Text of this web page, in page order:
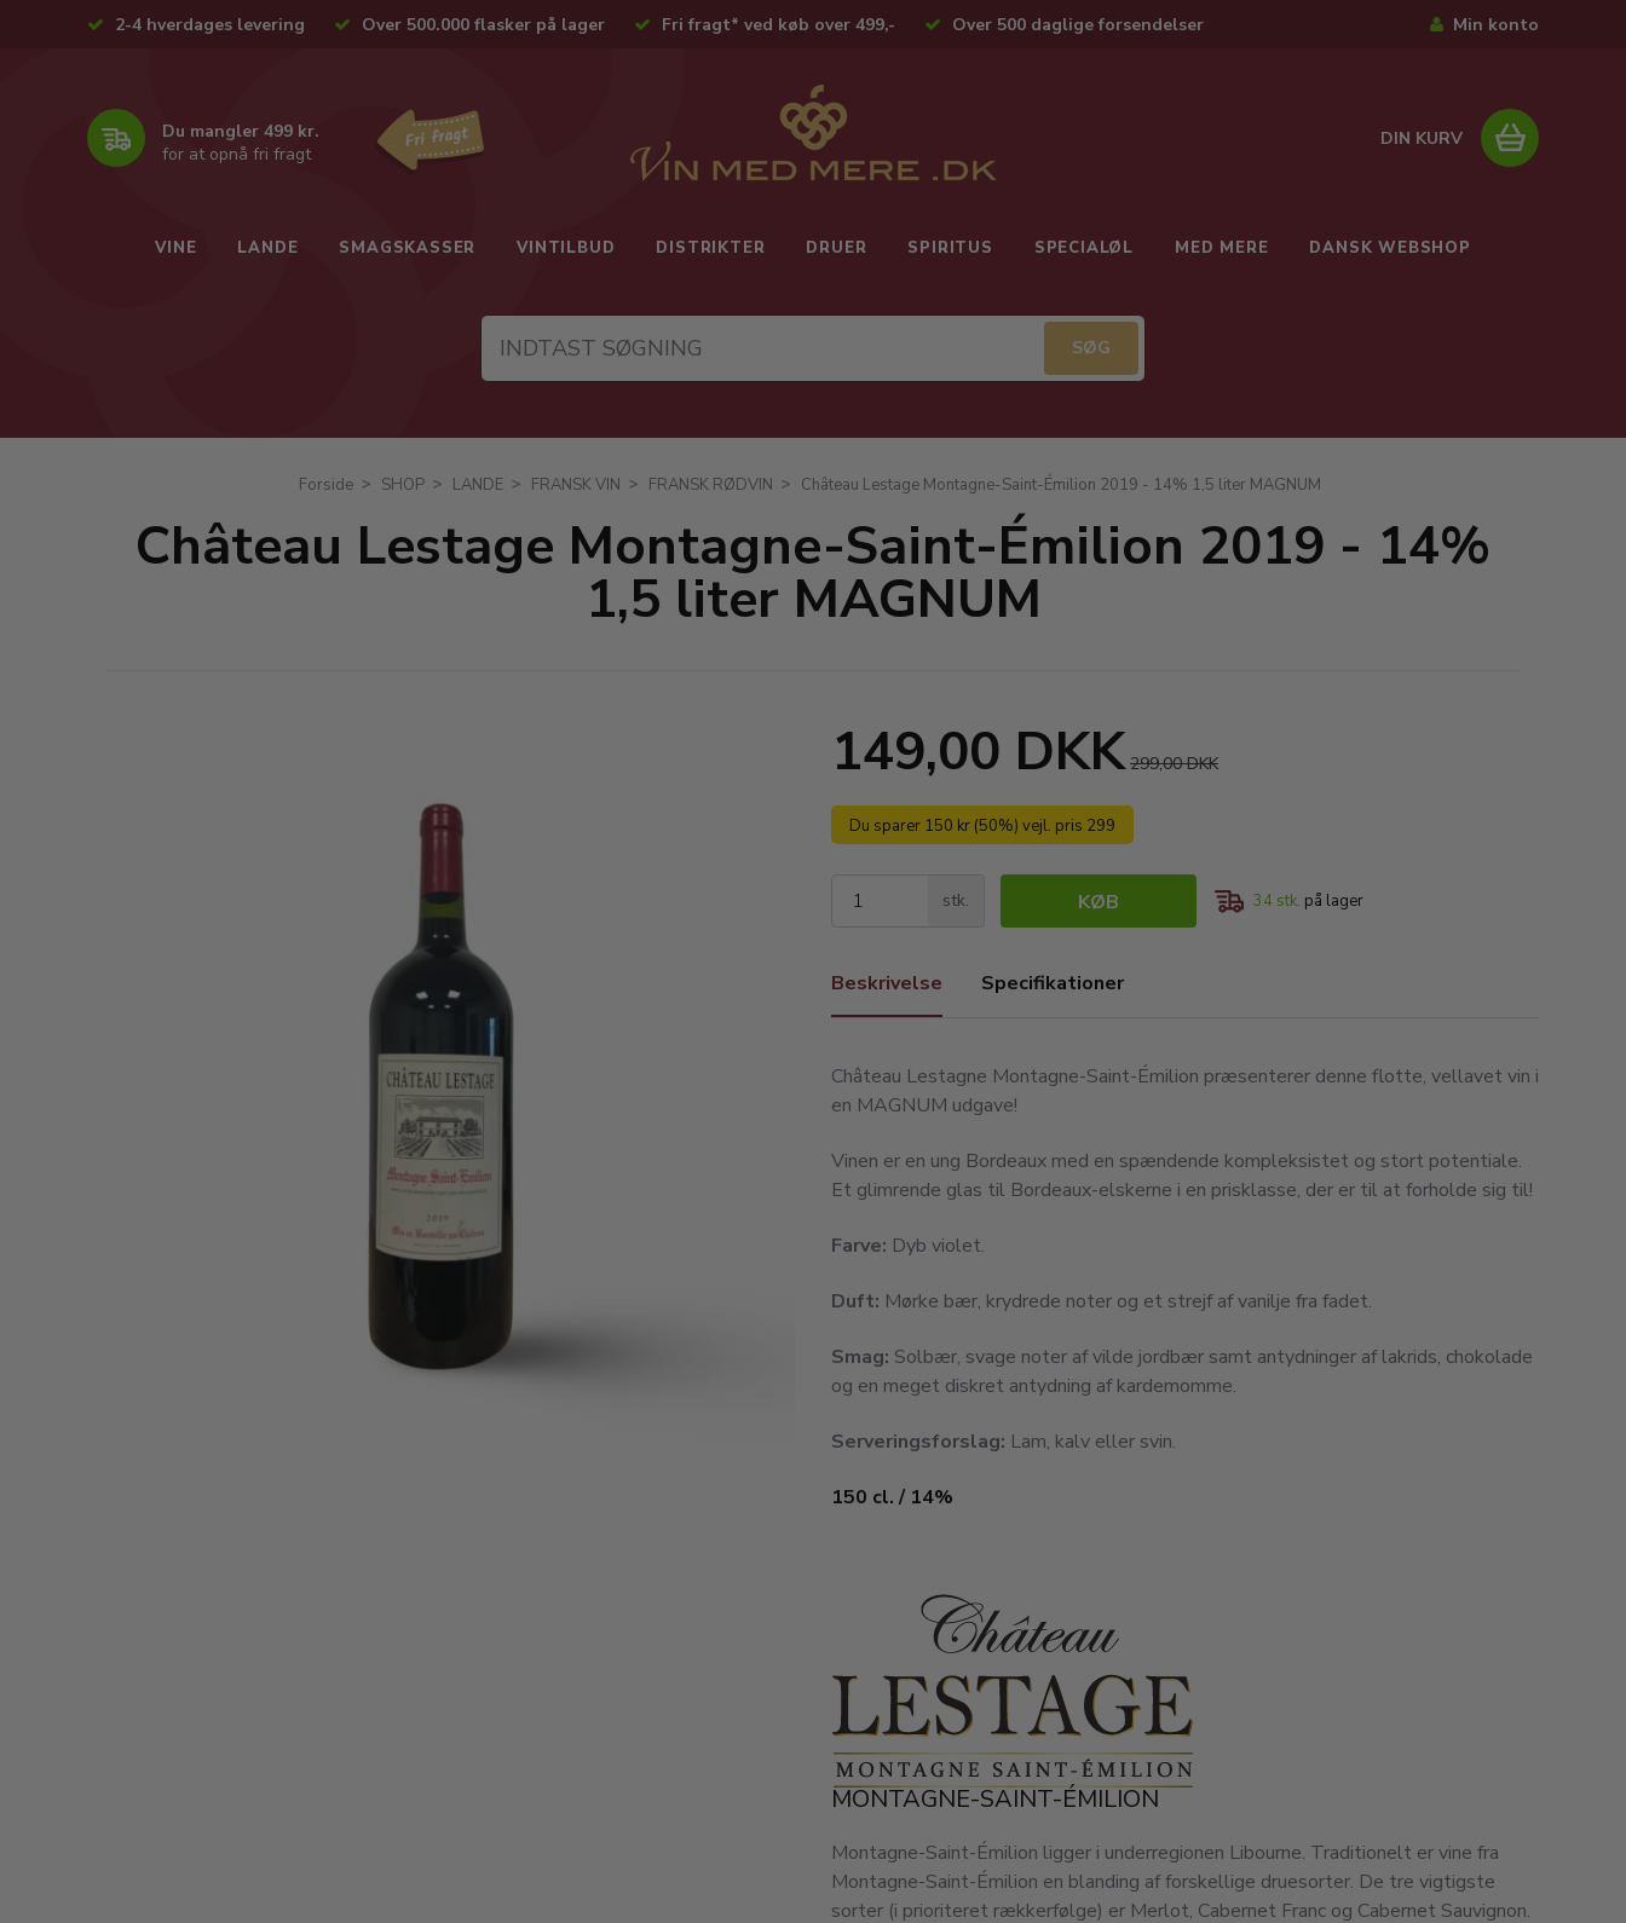
2-4 hverdages levering Over 500.000 flasker på lager Fri fragt* ved køb over 499,- Over 500 daglige forsendelser Min konto
Du mangler 499 kr.
for at opnå fri fragt
DIN KURV
VINE LANDE SMAGSKASSER VINTILBUD DISTRIKTER DRUER SPIRITUS SPECIALØL MED MERE DANSK WEBSHOP
Forside SHOP LANDE FRANSK VIN FRANSK RØDVIN Château Lestage Montagne-Saint-Émilion 2019 - 14% 1,5 liter MAGNUM
Château Lestage Montagne-Saint-Émilion 2019 - 14%
1,5 liter MAGNUM
149,00 DKK 299,00 DKK
Du sparer 150 kr (50%) vejl. pris 299
stk. KØB 34 stk. på lager
Beskrivelse Specifikationer
Château Lestagne Montagne-Saint-Émilion præsenterer denne flotte, vellavet vin i
en MAGNUM udgave!
Vinen er en ung Bordeaux med en spændende kompleksistet og stort potentiale.
Et glimrende glas til Bordeaux-elskerne i en prisklasse, der er til at forholde sig til!
Farve: Dyb violet.
Duft: Mørke bær, krydrede noter og et strejf af vanilje fra fadet.
Smag: Solbær, svage noter af vilde jordbær samt antydninger af lakrids, chokolade
og en meget diskret antydning af kardemomme.
Serveringsforslag: Lam, kalv eller svin.
150 cl. / 14%
MONTAGNE-SAINT-ÉMILION
Montagne-Saint-Émilion ligger i underregionen Libourne. Traditionelt er vine fra
Montagne-Saint-Émilion en blanding af forskellige druesorter. De tre vigtigste
sorter (i prioriteret rækkerfølge) er Merlot, Cabernet Franc og Cabernet Sauvignon.